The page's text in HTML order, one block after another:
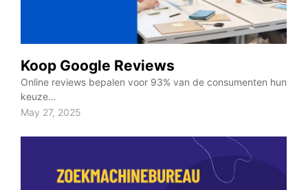
Koop Google Reviews
Online reviews bepalen voor 93% van de consumenten hun
keuze…
May 27, 2025